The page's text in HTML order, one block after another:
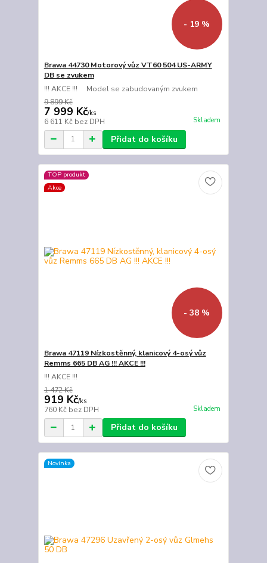
- 19 %
Brawa 44730 Motorový vůz VT60 504 US-ARMY
DB se zvukem
!!! AKCE !!! Model se zabudovaným zvukem
9 899 Kč
7 999 Kč/ks
6 611 Kč bez DPH Skladem
Přidat do košíku
TOP produkt
Akce
- 38 %
Brawa 47119 Nízkostěnný, klanicový 4-osý vůz
Remms 665 DB AG !!! AKCE !!!
!!! AKCE !!!
1 472 Kč
919 Kč/ks
760 Kč bez DPH Skladem
Přidat do košíku
Novinka